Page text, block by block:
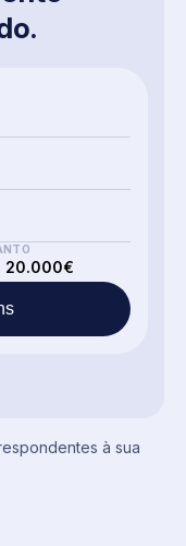
20.000€
à sua